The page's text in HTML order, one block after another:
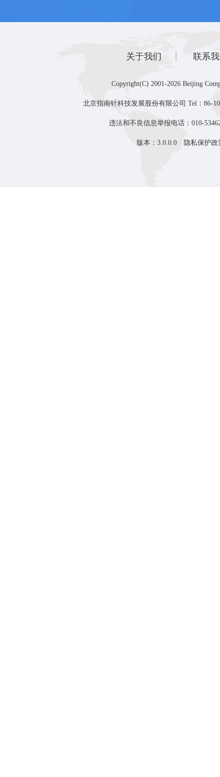
关于我们 联系
Copyright(C) 2001-2026 Beijing
北京指南针科技发展股份有限公司 Tel：86-
违法和不良信息举报电话：010-
版本：3.0.0.0 隐私保护政